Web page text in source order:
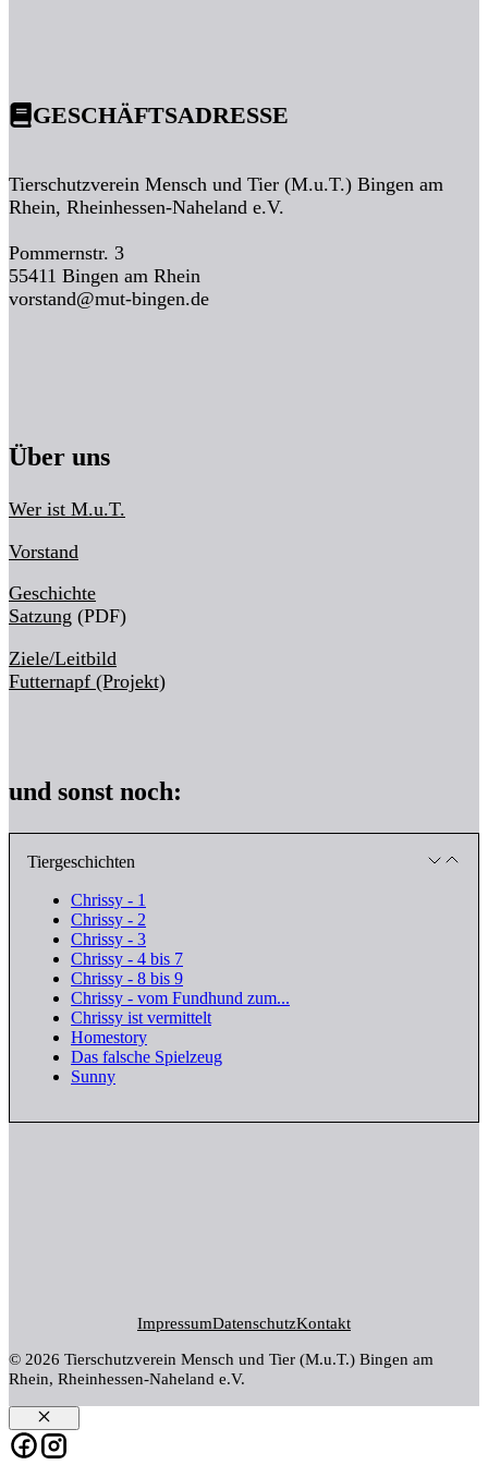
GESCHÄFTSADRESSE
Tierschutzverein Mensch und Tier (M.u.T.) Bingen am
Rhein, Rheinhessen-Naheland e.V.
Pommernstr. 3
55411 Bingen am Rhein
vorstand@mut-bingen.de
Über uns
Wer ist M.u.T.
Vorstand
Geschichte
Satzung (PDF)
Ziele/Leitbild
Futternapf (Projekt)
und sonst noch:
Tiergeschichten
Chrissy - 1
Chrissy - 2
Chrissy - 3
Chrissy - 4 bis 7
Chrissy - 8 bis 9
Chrissy - vom Fundhund zum...
Chrissy ist vermittelt
Homestory
Das falsche Spielzeug
Sunny
© 2026 Tierschutzverein Mensch und Tier (M.u.T.) Bingen am
Rhein, Rheinhessen-Naheland e.V.
ImpressumDatenschutzKontakt
Schließen